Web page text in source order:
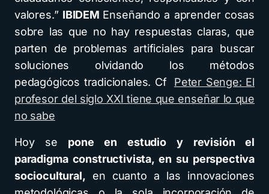
valores.” IBIDEM Enseñando a aprender cosas
sobre las que no hay respuestas claras, que
parten de problemas artificiales para buscar
soluciones olvidando los métodos
pedagógicos tradicionales. Cf
Peter Senge: El
profesor del siglo XXI tiene que enseñar lo que
no sabe
Hoy se pone en estudio y revisión el
paradigma constructivista, en su perspectiva
sociocultural, en cuanto a las innovaciones